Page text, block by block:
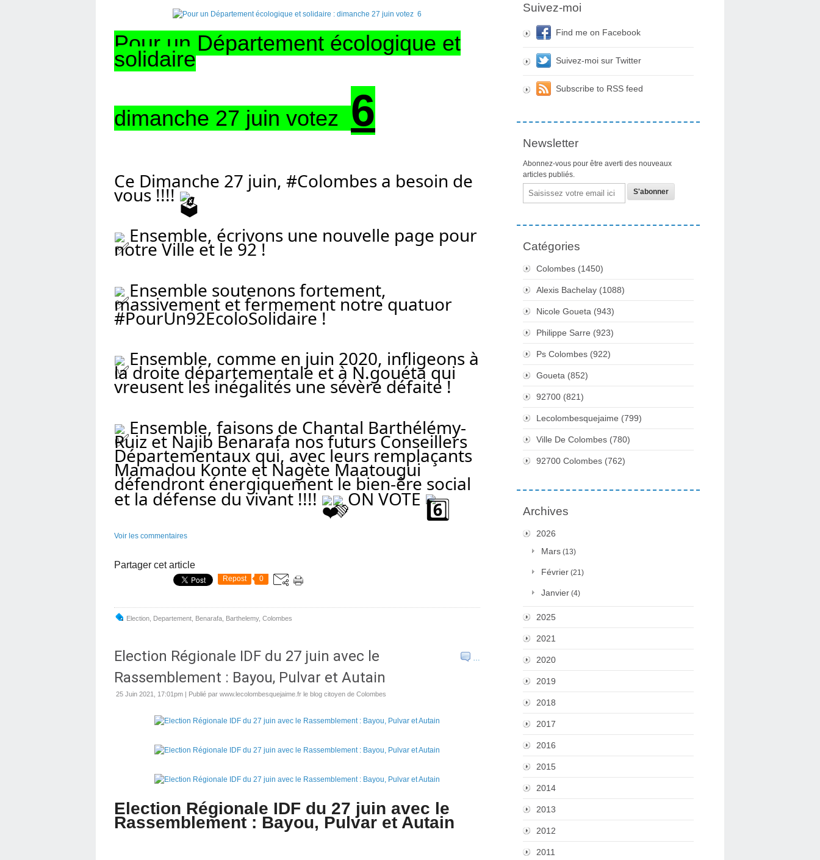
Pour un Département écologique et
solidaire
dimanche 27 juin votez 6
Ce Dimanche 27 juin, #Colombes a besoin de
vous !!!!
Ensemble, écrivons une nouvelle page pour
notre Ville et le 92 !
Ensemble soutenons fortement,
#PourUn92EcoloSolidaire !
Ensemble, comme en juin 2020, infligeons à
la droite départementale et à N.gouéta qui
vreusent les inégalités une sévère défaite !
Ensemble, faisons de Chantal Barthélémy-
Ruiz et Najib Benarafa nos futurs Conseillers
Mamadou Konte et Nagète Maatougui
défendront énergiquement le bien-êre social
et la défense du vivant !!!! ON VOTE
Voir les commentaires
Partager cet article
Repost 0
Election Departement Benarafa Barthelemy, Colombes
…
Election Régionale IDF du 27 juin avec le
Rassemblement : Bayou, Pulvar et Autain
25 Juin 2021, 17:01pm | Publié par www.lecolombesquejaime.fr le blog citoyen de Colombes
Election Régionale IDF du 27 juin avec le
Rassemblement : Bayou, Pulvar et Autain
Suivez-moi
Find me on Facebook
Suivez-moi sur Twitter
Subscribe to RSS feed
Newsletter
Abonnez-vous pour être averti des nouveaux
articles publiés.
Email
Catégories
Colombes (1450)
Alexis Bachelay (1088)
Nicole Goueta (943)
Philippe Sarre (923)
Ps Colombes (922)
Goueta (852)
92700 (821)
Lecolombesquejaime (799)
Ville De Colombes (780)
92700 Colombes (762)
Archives
2026
Mars (13)
Février (21)
Janvier (4)
2025
2021
2020
2019
2018
2017
2016
2015
2014
2013
2012
2011